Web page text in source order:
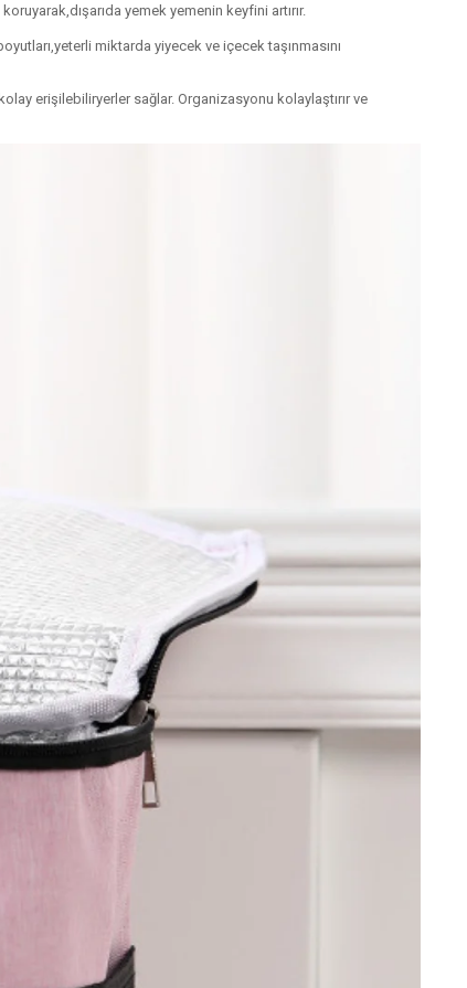
yemek yemenin keyfini artırır.
miktarda yiyecek ve içecek taşınmasını
erişilebiliryerler sağlar. Organizasyonu kolaylaştırır ve